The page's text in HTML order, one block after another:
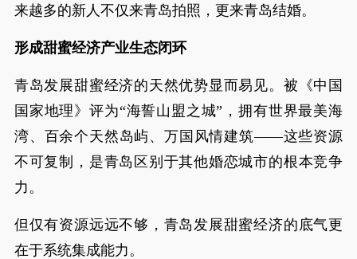
来越多的新人不仅来青岛拍照，更来青岛结婚。
形成甜蜜经济产业生态闭环
青岛发展甜蜜经济的天然优势显而易见。被《中国
国家地理》评为“海誓山盟之城”，拥有世界最美海
湾、百余个天然岛屿、万国风情建筑——这些资源
不可复制，是青岛区别于其他婚恋城市的根本竞争
力。
但仅有资源远远不够，青岛发展甜蜜经济的底气更
在于系统集成能力。